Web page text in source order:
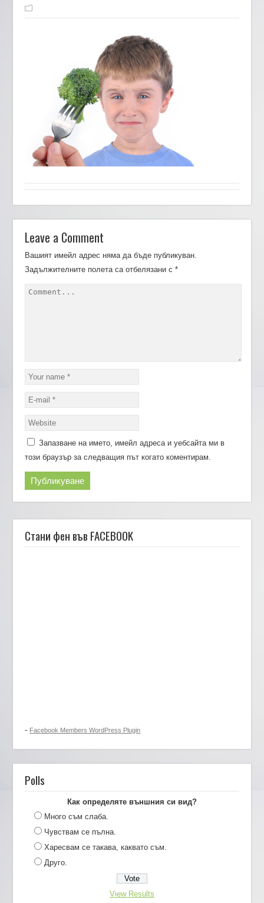
Leave a Comment
Вашият имейл адрес няма да бъде публикуван.
Задължителните полета са отбелязани с*
Запазване на името, имейл адреса и уебсайта ми в
този браузър за следващия път когато коментирам.
Стани фен във FACEBOOK
- Facebook Members WordPress Plugin
Polls
Как определяте външния си вид?
Много съм слаба.
Чувствам се пълна.
Харесвам се такава, каквато съм.
Друго.
View Results